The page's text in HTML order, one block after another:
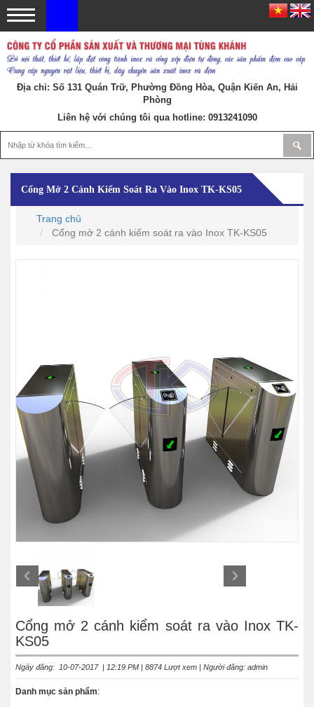
Địa chỉ: Số 131 Quán Trữ, Phường Đồng Hòa, Quận Kiến An, Hải
Phòng
Liên hệ với chúng tôi qua hotline: 0913241090
Cổng Mở 2 Cánh Kiểm Soát Ra Vào Inox TK-KS05
Trang chủ
Cổng mở 2 cánh kiểm soát ra vào Inox TK-KS05
Cổng mở 2 cánh kiểm soát ra vào Inox TK-
KS05
Ngày đăng: 10-07-2017 | 12:19 PM | 8874 Lượt xem | Người đăng: admin
Danh mục sản phẩm: